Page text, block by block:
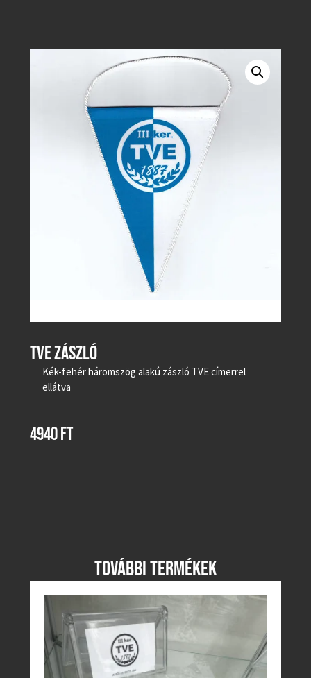
TVE ZÁSZLÓ
Kék-fehér háromszög alakú zászló TVE címerrel
ellátva
4940FT
TOVÁBBI TERMÉKEK